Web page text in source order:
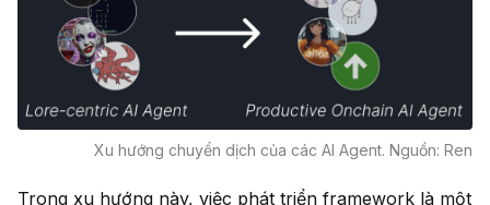
Xu hướng chuyển dịch của các AI Agent. Nguồn: Ren
Trong xu hướng này, việc phát triển framework là một